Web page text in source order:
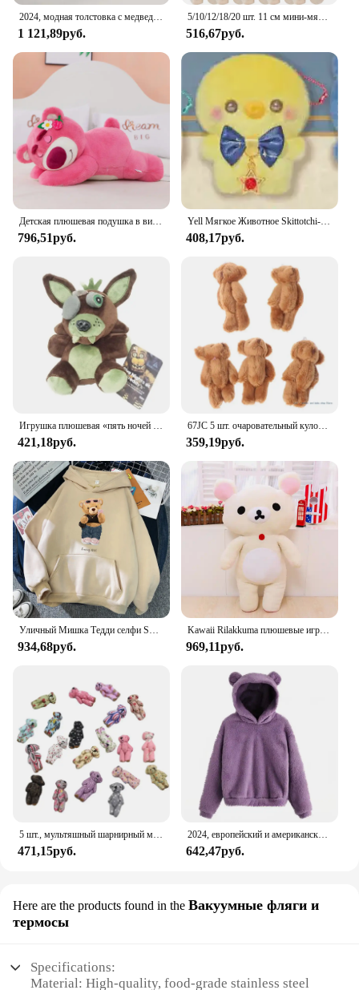
2024, модная толстовка с медведем для женщин, весенне-осенний тонкий топ с длинными рукавами, корейский стиль, оверсайз, свободная одежда с капюшоном
1 121,89руб.
5/10/12/18/20 шт. 11 см мини-мягкий плюшевый мишка детские мини-подарки для детей для детей крошечные мишки
516,67руб.
Детская плюшевая подушка в виде медведя, 90 см
796,51руб.
Yell Мягкое Животное Skittotchi-san звездное небо милое кавайное желтое кремовое синее кролик медведь кошка кролик цыпленок выдра пушистые плюшевые игрушки
408,17руб.
Игрушка плюшевая «пять ночей у Фредди», милая Игровая кукла, Фокси, Бонни, медведь, Мультяшные мягкие куклы Фредди, детские подарки
421,18руб.
67JC 5 шт. очаровательный кулон милый плюшевый мишка для сумки-рюкзака детский подарок
359,19руб.
Уличный Мишка Тедди селфи Swag девушка смешная одежда дышащая Свободная Толстовка Harajuku с карманами мягкая толстовка с круглым вырезом
934,68руб.
Kawaii Rilakkuma плюшевые игрушки плюшевый мишка мягкие животные диван подушки украшения для комнаты подарок на день рождения для детей рождественские подарки
969,11руб.
471,15руб.
2024, европейский и американский осенне-зимний новый однотонный теплый свитер с плюшевыми медвежьими ушками и капюшоном, модная толстовка
642,47руб.
Here are the products found in the Вакуумные фляги и
термосы
Specifications:
Material: High-quality, food-grade stainless steel